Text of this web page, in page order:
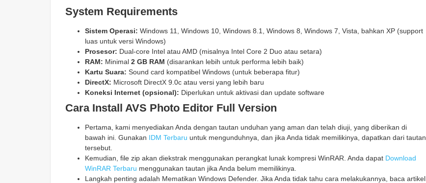
System Requirements
Sistem Operasi: Windows 11, Windows 10, Windows 8.1, Windows 8, Windows 7, Vista, bahkan XP (support
luas untuk versi Windows)
Prosesor: Dual-core Intel atau AMD (misalnya Intel Core 2 Duo atau setara)
RAM: Minimal 2 GB RAM (disarankan lebih untuk performa lebih baik)
Kartu Suara: Sound card kompatibel Windows (untuk beberapa fitur)
DirectX: Microsoft DirectX 9.0c atau versi yang lebih baru
Koneksi Internet (opsional): Diperlukan untuk aktivasi dan update software
Cara Install AVS Photo Editor Full Version
Pertama, kami menyediakan Anda dengan tautan unduhan yang aman dan telah diuji, yang diberikan di
bawah ini. Gunakan IDM Terbaru untuk mengunduhnya, dan jika Anda tidak memilikinya, dapatkan dari tautan
tersebut.
Kemudian, file zip akan diekstrak menggunakan perangkat lunak kompresi WinRAR. Anda dapat Download
WinRAR Terbaru menggunakan tautan jika Anda belum memilikinya.
Langkah penting adalah Mematikan Windows Defender. Jika Anda tidak tahu cara melakukannya, baca artikel